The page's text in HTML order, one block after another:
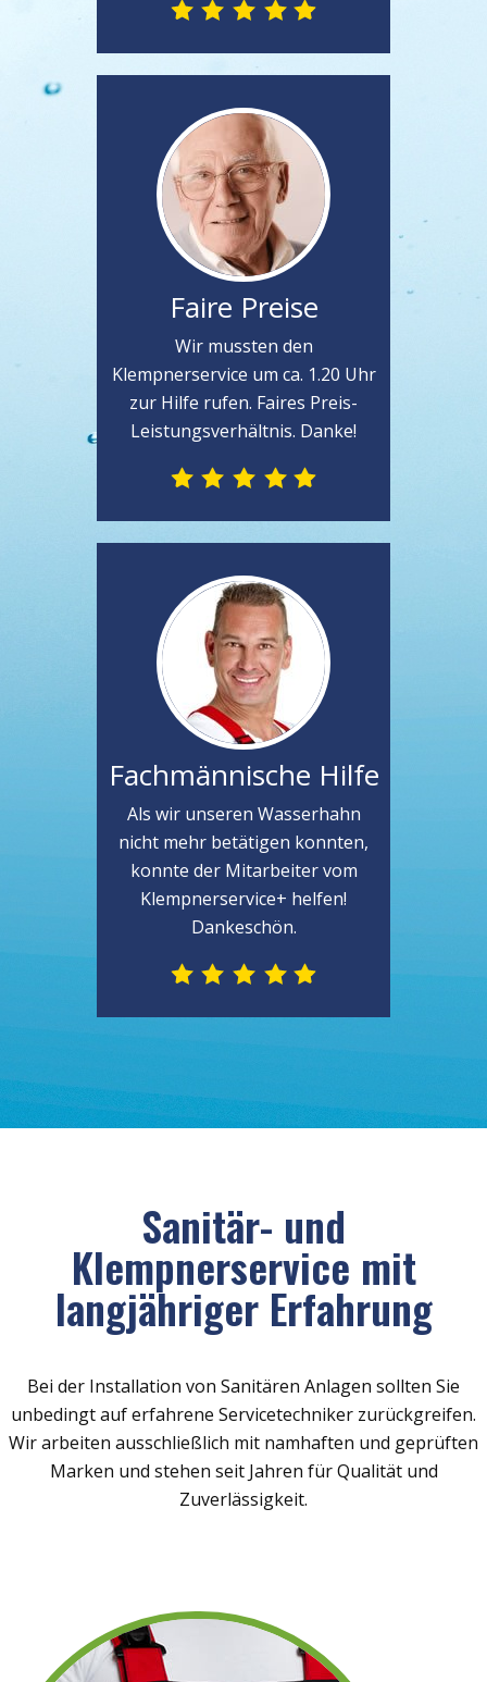
Faire Preise
Wir mussten den
Klempnerservice um ca. 1.20 Uhr
zur Hilfe rufen. Faires Preis-
Leistungsverhältnis. Danke!
Fachmännische Hilfe
Als wir unseren Wasserhahn
nicht mehr betätigen konnten,
konnte der Mitarbeiter vom
Klempnerservice+ helfen!
Dankeschön.
Sanitär- und
Klempnerservice mit
langjähriger Erfahrung
Bei der Installation von Sanitären Anlagen sollten Sie
unbedingt auf erfahrene Servicetechniker zurückgreifen.
Wir arbeiten ausschließlich mit namhaften und geprüften
Marken und stehen seit Jahren für Qualität und
Zuverlässigkeit.